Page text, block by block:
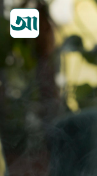
ত্বক পরিষ্কারে
ব্যবহার